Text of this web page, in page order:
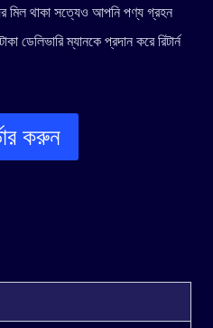
মিল থাকা সত্যেও আপনি পণ্য গ্রহন
ডেলিভারি ম্যানকে প্রদান করে রিটার্ন
করুন